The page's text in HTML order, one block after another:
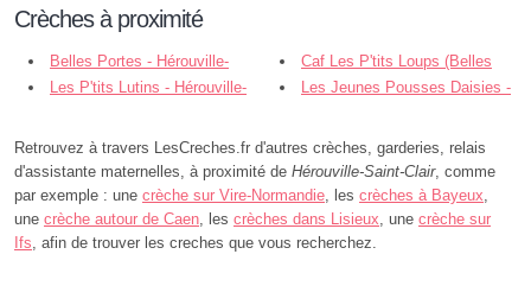
Crèches à proximité
Belles Portes - Hérouville-
Saint-Clair
Caf Les P'tits Loups (Belles
Portes - Hérouville-Saint-Clair
Les P'tits Lutins - Hérouville-
Les Jeunes Pousses Daisies -
Retrouvez à travers LesCreches.fr d'autres crèches, garderies, relais
d'assistante maternelles, à proximité de Hérouville-Saint-Clair, comme
par exemple : une crèche sur Vire-Normandie, les crèches à Bayeux,
une crèche autour de Caen, les crèches dans Lisieux, une crèche sur
Ifs, afin de trouver les creches que vous recherchez.